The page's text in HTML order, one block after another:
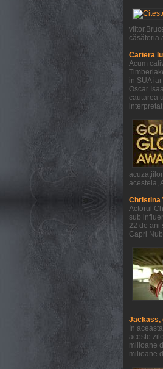
căsătoria
Cariera
Acum
in SUA
Oscar
cautarea
acesteia,
Christina
Actorul
sub
22 de ani
Capri
Jackass,
In
aceste
milioane
milioane